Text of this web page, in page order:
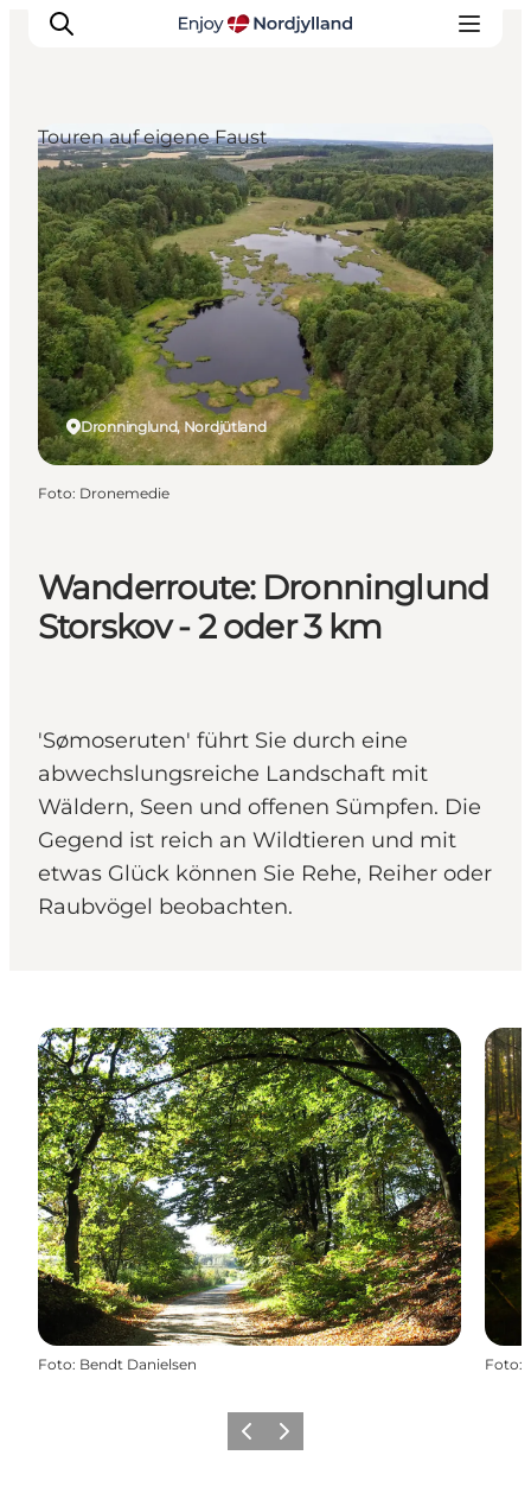
Erlebnisse
Reiseplanung
Destinationen
Guides
Veranstaltungen
Für Kinder
Wanderroute: Dronninglund
Storskov - 2 oder 3 km
'Sømoseruten' führt Sie durch eine
abwechslungsreiche Landschaft mit
Wäldern, Seen und offenen Sümpfen. Die
Gegend ist reich an Wildtieren und mit
etwas Glück können Sie Rehe, Reiher oder
Raubvögel beobachten.
Dronninglund, Nordjütland
Touren auf eigene Faust
Foto: Dronemedie
Foto: Bendt Danielsen Foto:
ZurückWeiter